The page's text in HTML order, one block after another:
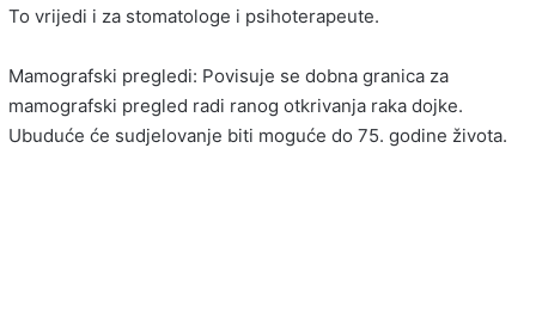
To vrijedi i za stomatologe i psihoterapeute.
Mamografski pregledi: Povisuje se dobna granica za
mamografski pregled radi ranog otkrivanja raka dojke.
Ubuduće će sudjelovanje biti moguće do 75. godine života.